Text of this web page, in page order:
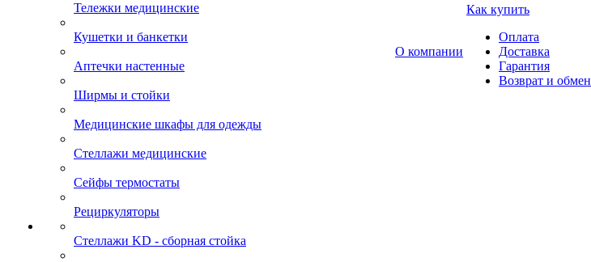
Тележки медицинские
Кушетки и банкетки
Аптечки настенные
Ширмы и стойки
Медицинские шкафы для одежды
Стеллажи медицинские
Сейфы термостаты
Рециркуляторы
Стеллажи KD - сборная стойка
О компании
Как купить
Оплата
Доставка
Гарантия
Возврат и обмен